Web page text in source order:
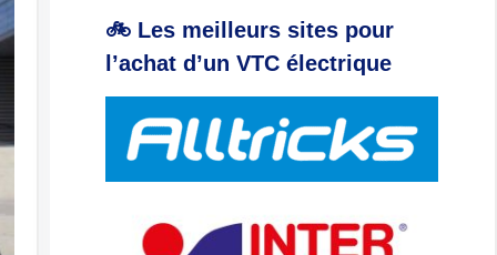
🚲 Les meilleurs sites pour
l’achat d’un VTC électrique